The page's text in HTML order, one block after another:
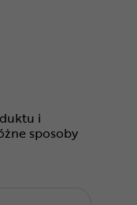
i
sposoby